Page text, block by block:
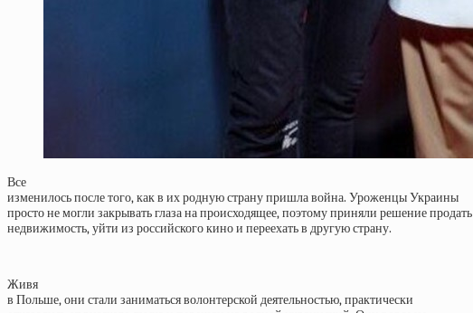
Все
изменилось после того, как в их родную страну пришла война. Уроженцы Украины
просто не могли закрывать глаза на происходящее, поэтому приняли решение продать
недвижимость, уйти из российского кино и переехать в другую страну.
Живя
в Польше, они стали заниматься волонтерской деятельностью, практически